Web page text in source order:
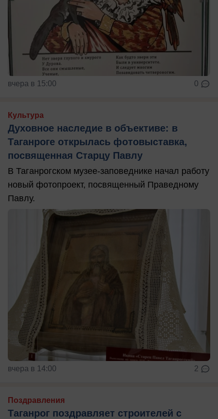
вчера в 15:00 0
Культура
Духовное наследие в объективе: в
Таганроге открылась фотовыставка,
посвященная Старцу Павлу
В Таганрогском музее-заповеднике начал работу
новый фотопроект, посвященный Праведному
Павлу.
вчера в 14:00 2
Поздравления
Таганрог поздравляет строителей с